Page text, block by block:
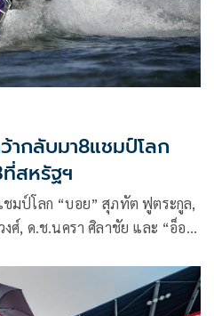
กลับมา8แชมป์โลก
สหรัฐฯ
มป์โลก “บอย” สุภทัต ฟูตระกูล,
ศ์, ด.ช.นครา ศิลาชัย และ “อ็อต
เบิลยู จีพี วัน วอเตอร์เจ็ต เวิลด์ ซี
Series 2023) ที่เมืองเลค